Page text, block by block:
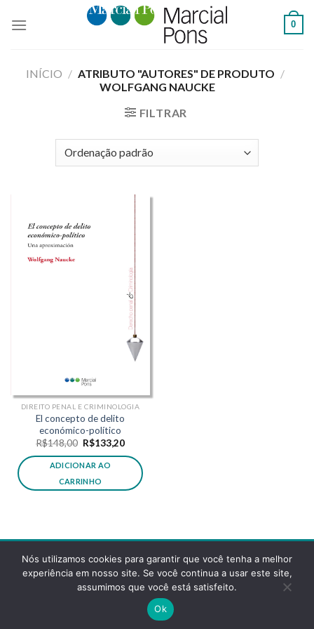
0
INÍCIO / ATRIBUTO "AUTORES" DE PRODUTO /
WOLFGANG NAUCKE
FILTRAR
DIREITO PENAL E CRIMINOLOGIA
El concepto de delito
económico-político
R$148,00 O
original
era:
R$148,00.
R$133,20O
atual
R$133,20.
ADICIONAR AO
CARRINHO
POLÍTICA DE PRIVACIDADE FAQS
Desenvolvido pela reticências
Nós utilizamos cookies para garantir que você tenha a melhor
experiência em nosso site. Se você continua a usar este site,
assumimos que você está satisfeito.
Ok